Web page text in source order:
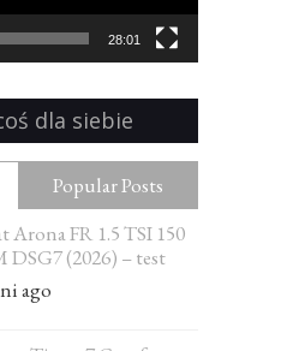
28:01
dla siebie
Popular Posts
Arona FR 1.5 TSI 150
DSG7 (2026) – test
ago